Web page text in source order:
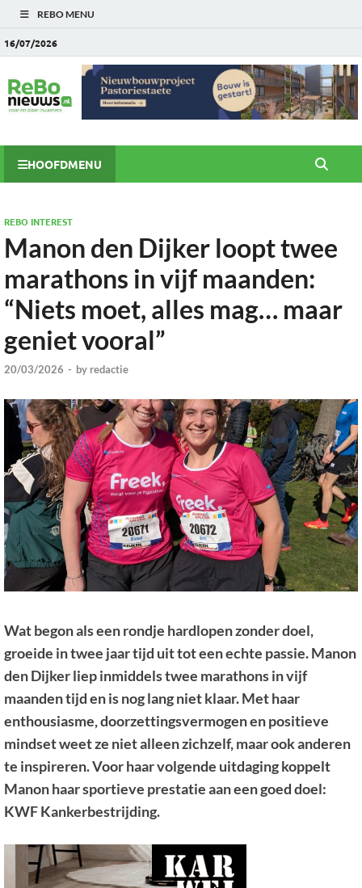
REBO MENU
16/07/2026
HOOFDMENU
REBO INTEREST
Manon den Dijker loopt twee
marathons in vijf maanden:
“Niets moet, alles mag… maar
geniet vooral”
20/03/2026 - by redactie
Wat begon als een rondje hardlopen zonder doel,
groeide in twee jaar tijd uit tot een echte passie. Manon
den Dijker liep inmiddels twee marathons in vijf
maanden tijd en is nog lang niet klaar. Met haar
enthousiasme, doorzettingsvermogen en positieve
mindset weet ze niet alleen zichzelf, maar ook anderen
te inspireren. Voor haar volgende uitdaging koppelt
Manon haar sportieve prestatie aan een goed doel:
KWF Kankerbestrijding.